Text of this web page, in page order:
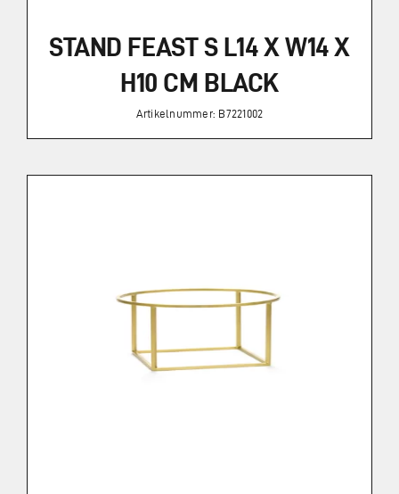
STAND FEAST S L14 X W14 X
H10 CM BLACK
Artikelnummer: B7221002